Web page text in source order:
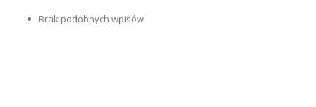
Brak podobnych wpisów.